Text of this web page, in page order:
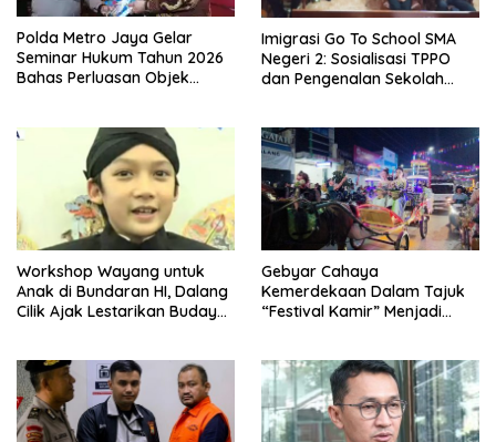
Polda Metro Jaya Gelar
Seminar Hukum Tahun 2026
Bahas Perluasan Objek
Imigrasi Go To School SMA
Negeri 2: Sosialisasi TPPO
dan Pengenalan Sekolah
Workshop Wayang untuk
Anak di Bundaran HI, Dalang
Cilik Ajak Lestarikan Budaya
Gebyar Cahaya
Kemerdekaan Dalam Tajuk
“Festival Kamir” Menjadi